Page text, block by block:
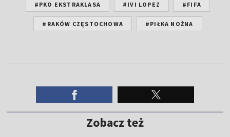
#PKO EKSTRAKLASA #IVI LOPEZ #FIFA
#RAKÓW CZĘSTOCHOWA #PIŁKA NOŻNA
Zobacz też